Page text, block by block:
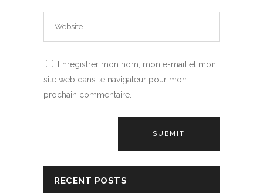
Enregistrer mon nom, mon e-mail et mon
site web dans le navigateur pour mon
prochain commentaire.
RECENT POSTS